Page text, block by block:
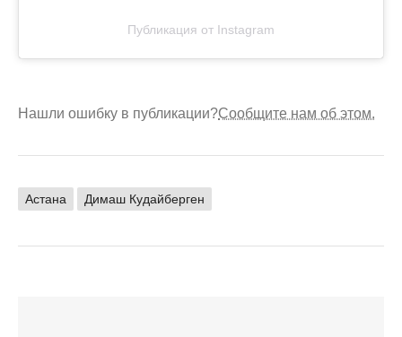
Публикация от Instagram
Нашли ошибку в публикации?Сообщите нам об этом.
Астана Димаш Кудайберген